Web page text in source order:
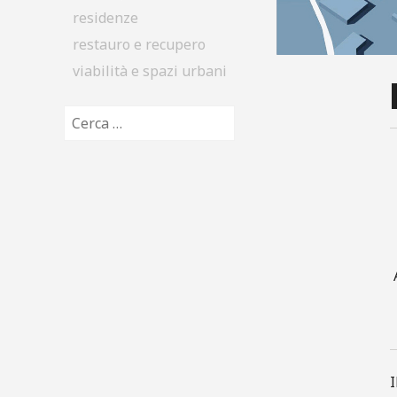
residenze
restauro e recupero
viabilità e spazi urbani
Ricerca per: